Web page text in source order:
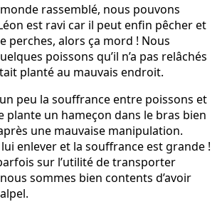
rassemblé, nous pouvons
est ravi car il peut enfin pêcher et
perches, alors ça mord ! Nous
poissons qu’il n’a pas relâchés
planté au mauvais endroit.
peu la souffrance entre poissons et
plante un hameçon dans le bras bien
une mauvaise manipulation.
enlever et la souffrance est grande !
sur l’utilité de transporter
sommes bien contents d’avoir